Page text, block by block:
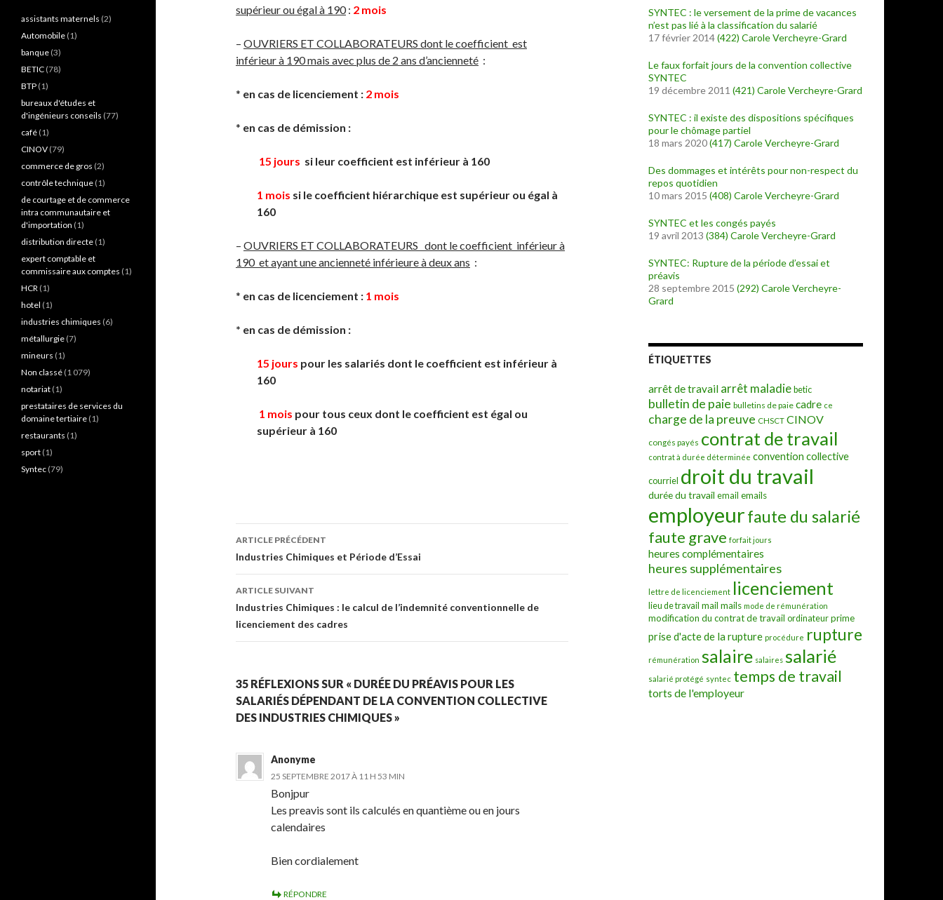
supérieur ou égalà 190: 2 mois
– OUVRIERS ET COLLABORATEURS dont le coefficient est
inférieur à 190 mais avec plus de 2 ans d’ancienneté :
* en cas de licenciement : 2 mois
* en cas de démission :
15 jours si leur coefficient est inférieur à 160
1 mois si le coefficient hiérarchique est supérieur ou égal à
160
– OUVRIERS ET COLLABORATEURS dont le coefficient inférieur à
190 et ayant une ancienneté inférieure à deux ans :
* en cas de licenciement : 1 mois
* en cas de démission :
15 jours pour les salariés dont le coefficient est inférieur à
160
1 mois pour tous ceux dont le coefficient est égal ou
supérieur à 160
Navigation
des
articles
ARTICLE PRÉCÉDENT
Industries Chimiques et Période d’Essai
ARTICLE SUIVANT
Industries Chimiques : le calcul de l’indemnité conventionnelle de
licenciement des cadres
35 RÉFLEXIONS SUR « DURÉE DU PRÉAVIS POUR LES
SALARIÉS DÉPENDANT DE LA CONVENTION COLLECTIVE
DES INDUSTRIES CHIMIQUES »
Anonyme
25 SEPTEMBRE 2017 À 11 H 53 MIN
Bonjpur
Les preavis sont ils calculés en quantième ou en jours
calendaires
Bien cordialement
RÉPONDRE
SYNTEC : le versement de la prime de vacances
n’est pas lié à la classification du salarié
17 février 2014(422) Carole Vercheyre-Grard
Le faux forfait jours de la convention collective
SYNTEC
19 décembre 2011 (421) Carole Vercheyre-Grard
SYNTEC : il existe des dispositions spécifiques
pour le chômage partiel
18 mars 2020(417) Carole Vercheyre-Grard
Des dommages et intérêts pour non-respect du
repos quotidien
10 mars 2015 (408) Carole Vercheyre-Grard
SYNTEC et les congés payés
19 avril 2013 (384) Carole Vercheyre-Grard
SYNTEC: Rupture de la période d’essai et
préavis
28 septembre 2015 (292) Carole Vercheyre-
Grard
ÉTIQUETTES
arrêt de travail arrêt maladie betic
bulletin de paie bulletins de paie cadre ce
charge de la preuve CHSCT CINOV
congés payés contrat de travail
contrat à durée déterminée convention collective
courriel droit du travail
durée du travail email emails
employeurfaute du salarié
faute grave forfait jours
heures complémentaires
heures supplémentaires
lettre de licenciement licenciement
lieu de travail mail mails mode de rémunération
modification du contrat de travail ordinateur prime
prise d'acte de la rupture procédure rupture
rémunération salaire salaires salarié
salarié protégé syntec temps de travail
torts de l'employeur
assistants maternels (2)
Automobile (1)
banque (3)
BETIC (78)
BTP (1)
bureaux d'études et
d'ingénieurs conseils (77)
café (1)
CINOV (79)
commerce de gros (2)
contrôle technique (1)
de courtage et de commerce
intra communautaire et
d'importation (1)
distribution directe (1)
expert comptable et
commissaire aux comptes (1)
HCR (1)
hotel (1)
industries chimiques (6)
métallurgie (7)
mineurs (1)
Non classé (1 079)
notariat (1)
prestataires de services du
domaine tertiaire (1)
restaurants (1)
sport (1)
Syntec (79)